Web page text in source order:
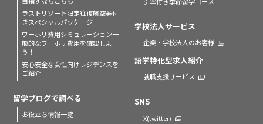
ラストリゾート限定往復航空券付
きスペシャルパッケージ
ワーホリ費用シミュレーション一
般的なワーホリ費用を確認しよ
う！
安心安全な女性向けレジデンスを
ご紹介
留学ブログで調べる
お役立ち情報一覧
学校法人サービス
企業・学校法人のお客様
語学特化型求人紹介
就職支援サービス
SNS
X(twitter)